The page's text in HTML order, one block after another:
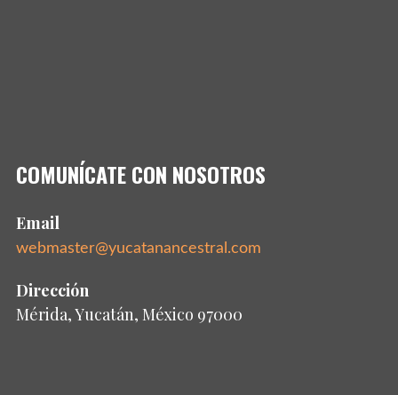
COMUNÍCATE CON NOSOTROS
Email
webmaster@yucatanancestral.com
Dirección
Mérida, Yucatán, México 97000